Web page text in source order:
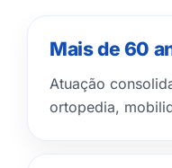
Mais de 60
Atuação
ortopedia,